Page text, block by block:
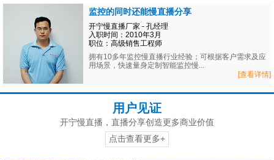
监控的同时还能慢直播分享
开宁慢直播厂家 - 孔经理
入职时间：2010年3月
职位：高级销售工程师
拥有10多年监控慢直播行业经验；可根据客户需求及应
用场景，快速量身定制智能监控慢...
[查看详情]
用户见证
开宁慢直播，直播分享创造更多商业价值
点击查看更多+